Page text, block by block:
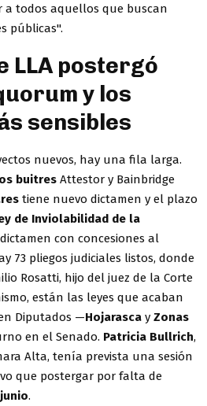
todos aquellos que buscan
públicas".
LLA postergó
y los
sensibles
nuevos, hay una fila larga.
buitres Attestor y Bainbridge
tiene nuevo dictamen y el plazo
de Inviolabilidad de la
con concesiones al
73 pliegos judiciales listos, donde
Rosatti, hijo del juez de la Corte
están las leyes que acaban
Diputados —Hojarasca y Zonas
en el Senado. Patricia Bullrich,
Alta, tenía prevista una sesión
que postergar por falta de
.